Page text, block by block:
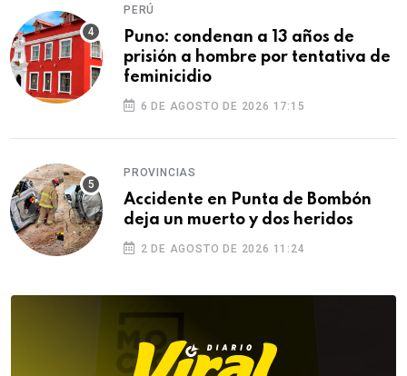
PERÚ
Puno: condenan a 13 años de
prisión a hombre por tentativa de
feminicidio
6 DE AGOSTO DE 2026 17:15
PROVINCIAS
Accidente en Punta de Bombón
deja un muerto y dos heridos
2 DE AGOSTO DE 2026 11:24